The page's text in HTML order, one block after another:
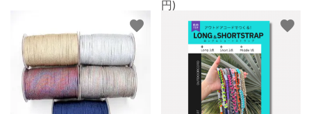
円)
favorite favorite